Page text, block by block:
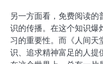
另一方面看，免费阅读
识的传播。在这个知识爆
习的重要性。而《人间
识、追求精神富足的人提